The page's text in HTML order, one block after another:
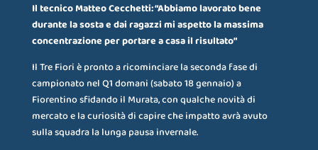
Il tecnico Matteo Cecchetti: “Abbiamo lavorato bene
durante la sosta e dai ragazzi mi aspetto la massima
concentrazione per portare a casa il risultato”
Il Tre Fiori è pronto a ricominciare la seconda fase di
campionato nel Q1 domani (sabato 18 gennaio) a
Fiorentino sfidando il Murata, con qualche novità di
mercato e la curiosità di capire che impatto avrà avuto
sulla squadra la lunga pausa invernale.